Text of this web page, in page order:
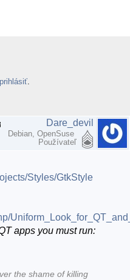
Dare_devil
Debian, OpenSuse
Používateľ
Styles/GtkStyle
apps you must run:
the shame of killing